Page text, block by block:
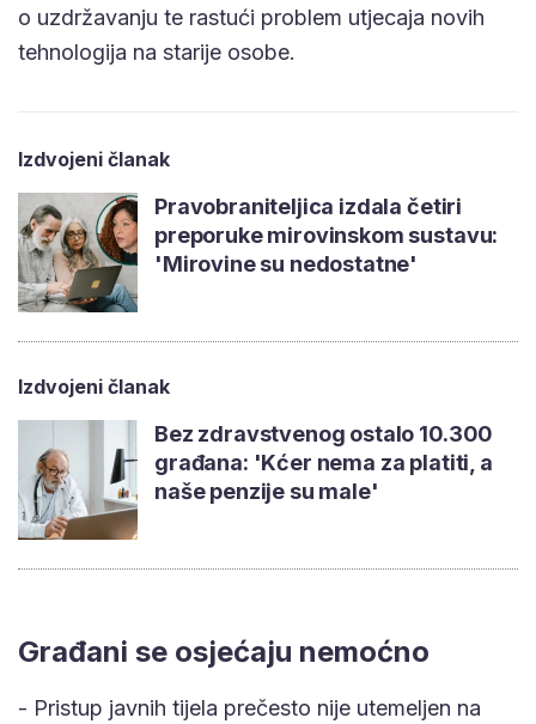
o uzdržavanju te rastući problem utjecaja novih
tehnologija na starije osobe.
Izdvojeni članak
Pravobraniteljica izdala četiri
preporuke mirovinskom sustavu:
'Mirovine su nedostatne'
Izdvojeni članak
Bez zdravstvenog ostalo 10.300
građana: 'Kćer nema za platiti, a
naše penzije su male'
Građani se osjećaju nemoćno
- Pristup javnih tijela prečesto nije utemeljen na